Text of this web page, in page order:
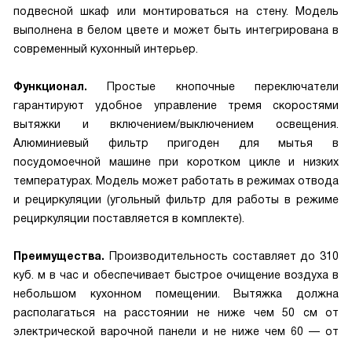
подвесной шкаф или монтироваться на стену. Модель
выполнена в белом цвете и может быть интегрирована в
современный кухонный интерьер.
Функционал.
Простые кнопочные переключатели
гарантируют удобное управление тремя скоростями
вытяжки и включением/выключением освещения.
Алюминиевый фильтр пригоден для мытья в
посудомоечной машине при коротком цикле и низких
температурах. Модель может работать в режимах отвода
и рециркуляции (угольный фильтр для работы в режиме
рециркуляции поставляется в комплекте).
Преимущества. Производительность составляет до 310
куб. м в час и обеспечивает быстрое очищение воздуха в
небольшом кухонном помещении. Вытяжка должна
располагаться на расстоянии не ниже чем 50 см от
электрической варочной панели и не ниже чем 60 — от